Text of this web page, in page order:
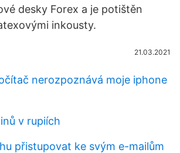
desky Forex a je potištěn
inkousty.
21.03.2021
nerozpoznává moje iphone
v rupiích
přistupovat ke svým e-mailům